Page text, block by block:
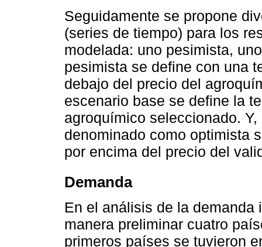
Seguidamente se propone
(series de tiempo) para los
modelada: uno pesimista,
pesimista se define con una
debajo del precio del
escenario base se define la
agroquímico seleccionado.
denominado como optimista
por encima del precio del
Demanda
En el análisis de la
manera preliminar cuatro
primeros países se tuvieron